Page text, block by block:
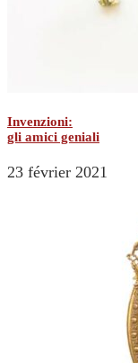
Invenzioni:
gli amici geniali
23 février 2021